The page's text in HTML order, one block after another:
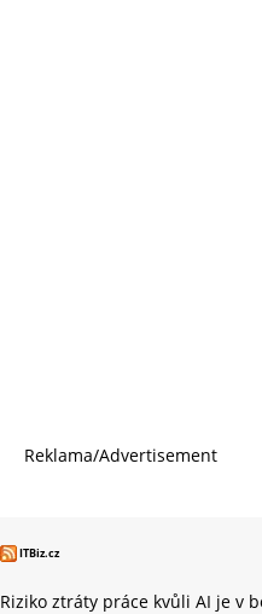
Reklama/Advertisement
ITBiz.cz
Riziko ztráty práce kvůli AI je v